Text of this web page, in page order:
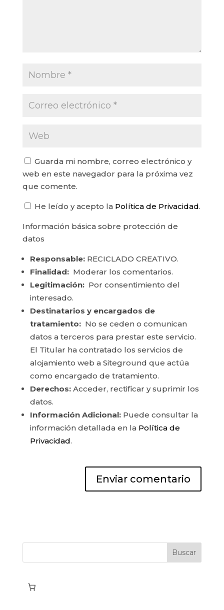
Guarda mi nombre, correo electrónico y
web en este navegador para la próxima vez
que comente.
He leído y acepto la Política de Privacidad.
Información básica sobre protección de
datos
Responsable:RECICLADO CREATIVO.
Finalidad:Moderar los comentarios.
Legitimación:Por consentimiento del
interesado.
Destinatarios y encargados de
tratamiento:No se ceden o comunican
datos a terceros para prestar este servicio.
El Titular ha contratado los servicios de
alojamiento web a Siteground que actúa
como encargado de tratamiento.
Derechos:Acceder, rectificar y suprimir los
datos.
Información Adicional:Puede consultar la
información detallada en la Política de
Privacidad.